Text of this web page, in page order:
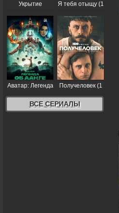
Укрытие
сезон)
Я тебя отыщу (1
Аватар: Легенда
об Аанге (2
сезон)
Получеловек (1
сезон)
ВСЕ СЕРИАЛЫ